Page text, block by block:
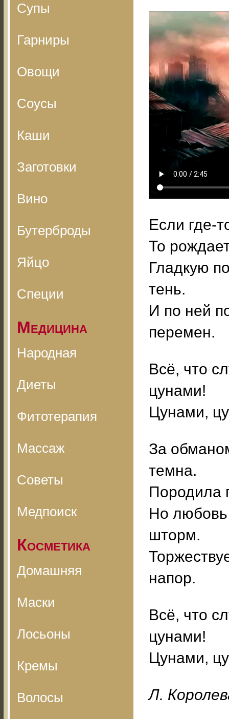
Супы
Гарниры
Овощи
Соусы
Каши
Заготовки
Вино
Бутерброды
Яйцо
Специи
Медицина
Народная
Диеты
Фитотерапия
Массаж
Советы
Медпоиск
Косметика
Домашняя
Маски
Лосьоны
Кремы
Волосы
Если где-
То
Гладкую
тень.
И по ней
перемен.
Всё, что
цунами!
Цунами,
За
темна.
Породила
Но любовь
шторм.
напор.
Всё, что
цунами!
Цунами,
Л.